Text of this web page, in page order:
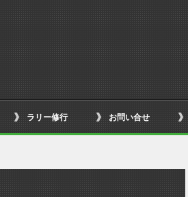
ラリー修行 お問い合せ